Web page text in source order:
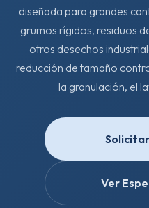
diseñada para grandes
grumos rígidos, residuos
otros desechos
reducción de tamaño
la granulación, el
Ver